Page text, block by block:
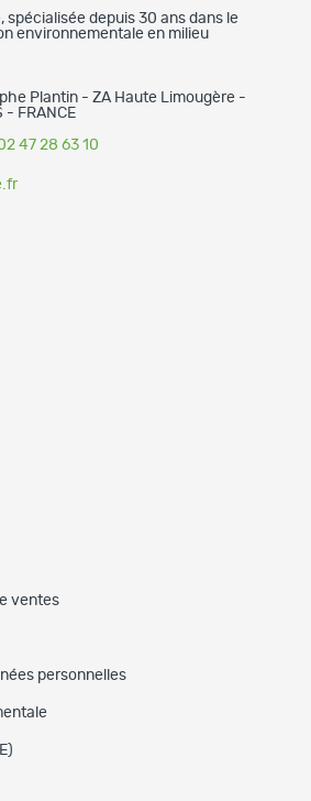
spécialisée depuis 30 ans dans le
environnementale en milieu
Plantin - ZA Haute Limougère -
- FRANCE
47 28 63 10
ventes
personnelles